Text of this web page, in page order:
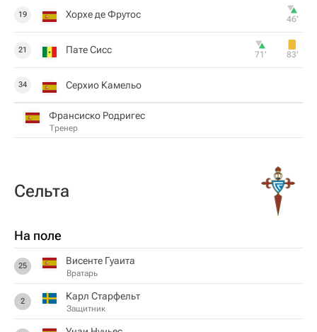
19 Хорхе де Фрутос 46‎’‎
21 Пате Сисс 71‎’‎ 83‎’‎
34 Серхио Камельо
Франсиско Родригес
Тренер
Сельта
На поле
25 Висенте Гуаита
Вратарь
2 Карл Старфельт
Защитник